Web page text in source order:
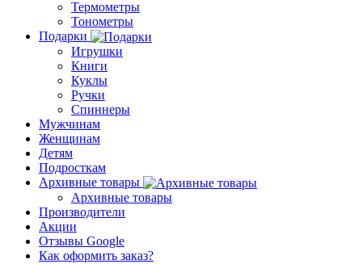
Термометры
Тонометры
Подарки
Игрушки
Книги
Куклы
Ручки
Спиннеры
Мужчинам
Женщинам
Детям
Подросткам
Архивные товары
Архивные товары
Производители
Акции
Отзывы Google
Как оформить заказ?